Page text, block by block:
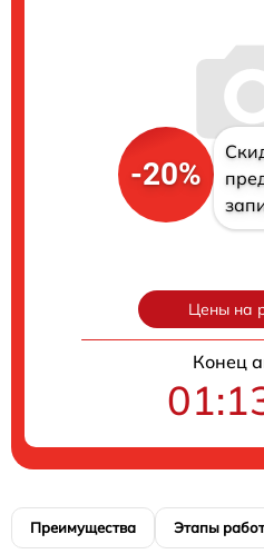
-20%
Цены на
Конец
Преимущества Этапы работ